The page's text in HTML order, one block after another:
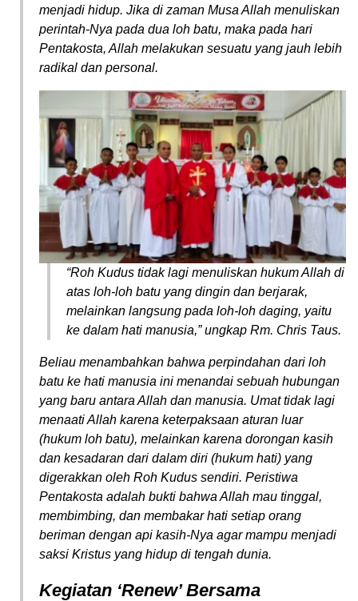
menjadi hidup. Jika di zaman Musa Allah menuliskan
perintah-Nya pada dua loh batu, maka pada hari
Pentakosta, Allah melakukan sesuatu yang jauh lebih
radikal dan personal.
“Roh Kudus tidak lagi menuliskan hukum Allah di
atas loh-loh batu yang dingin dan berjarak,
melainkan langsung pada loh-loh daging, yaitu
ke dalam hati manusia,” ungkap Rm. Chris Taus.
Beliau menambahkan bahwa perpindahan dari loh
batu ke hati manusia ini menandai sebuah hubungan
yang baru antara Allah dan manusia. Umat tidak lagi
menaati Allah karena keterpaksaan aturan luar
(hukum loh batu), melainkan karena dorongan kasih
dan kesadaran dari dalam diri (hukum hati) yang
digerakkan oleh Roh Kudus sendiri. Peristiwa
Pentakosta adalah bukti bahwa Allah mau tinggal,
membimbing, dan membakar hati setiap orang
beriman dengan api kasih-Nya agar mampu menjadi
saksi Kristus yang hidup di tengah dunia.
Kegiatan ‘Renew’ Bersama